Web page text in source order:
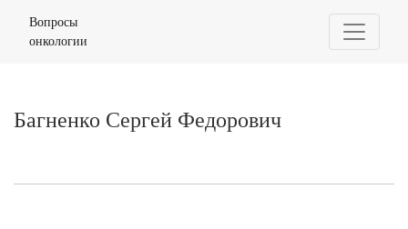
Вопросы
онкологии
Багненко Сергей Федорович